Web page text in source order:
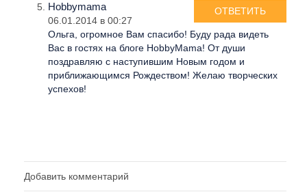
Hobbymama
06.01.2014 в 00:27
Ольга, огромное Вам спасибо! Буду рада видеть
Вас в гостях на блоге HobbyMama! От души
поздравляю с наступившим Новым годом и
приближающимся Рождеством! Желаю творческих
успехов!
ОТВЕТИТЬ
Добавить комментарий